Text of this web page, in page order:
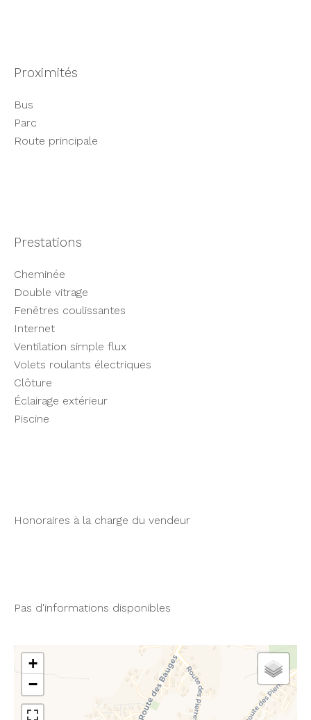
Proximités
Bus
Parc
Route principale
Prestations
Cheminée
Double vitrage
Fenêtres coulissantes
Internet
Ventilation simple flux
Volets roulants électriques
Clôture
Éclairage extérieur
Piscine
Honoraires à la charge du vendeur
Pas d'informations disponibles
+
−